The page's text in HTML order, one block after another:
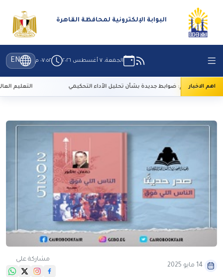
البوابة الإلكترونية لمحافظة القاهرة
الجمعة، ٧ أغسطس ٢٠٢٦ ٠٧:٥٢ م EN
اهم الاخبار
للإعلام: ضوابط جديدة بشأن تحليل الأداء التحكيمي التعليم العالي: 29 ألف طالب سجلوا رغباتهم في تنسيق المرحلة الأولى
14 مايو 2025
مشاركة على